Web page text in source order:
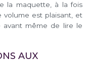
la maquette, à la fois
volume est plaisant, et
avant même de lire le
AUX